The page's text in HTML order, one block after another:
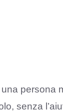
persona
senza